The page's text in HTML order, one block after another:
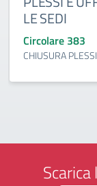
LE SEDI
Circolare 383
CHIUSURA